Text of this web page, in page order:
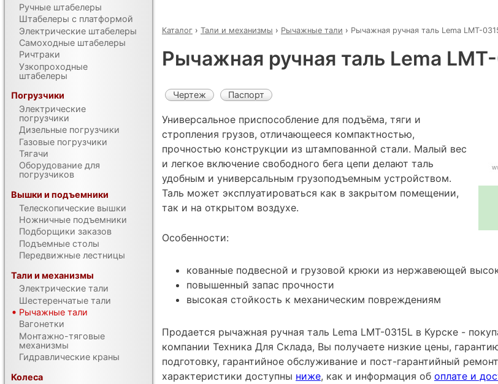
Каталог › Тали и механизмы › Рычажные тали › Рычажная ручная таль Lema LMT-
Рычажная ручная таль Lema
Чертеж Паспорт
Универсальное приспособление для подъёма, тяги и
стропления грузов, отличающееся компактностью,
прочностью конструкции из штампованной стали. Малый вес
и легкое включение свободного бега цепи делают таль
удобным и универсальным грузоподъемным устройством.
Таль может эксплуатироваться как в закрытом помещении,
так и на открытом воздухе.
Особенности:
кованные подвесной и грузовой крюки из нержавеющей
повышенный запас прочности
высокая стойкость к механическим повреждениям
Продается рычажная ручная таль Lema LMT-0315L в Курске -
компании Техника Для Склада, Вы получаете низкие цены,
подготовку, гарантийное обслуживание и пост-гарантийный
характеристики доступны ниже, как и информация об оплате и
Ручные штабелеры
Штабелеры с платформой
Электрические штабелеры
Самоходные штабелеры
Ричтраки
Узкопроходные
штабелеры
Погрузчики
Электрические
погрузчики
Дизельные погрузчики
Газовые погрузчики
Тягачи
Оборудование для
погрузчиков
Вышки и подъемники
Телескопические вышки
Ножничные подъемники
Подборщики заказов
Подъемные столы
Передвижные лестницы
Тали и механизмы
Электрические тали
Шестеренчатые тали
Рычажные тали
Вагонетки
Монтажно-тяговые
механизмы
Гидравлические краны
Колеса